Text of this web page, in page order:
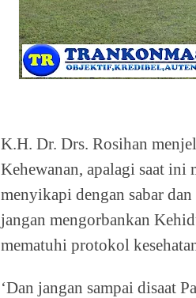
K.H. Dr. Drs. Rosihan
Kehewanan, apalagi saat
menyikapi dengan sabar
jangan mengorbankan
mematuhi protokol
‘Dan jangan sampai disaat